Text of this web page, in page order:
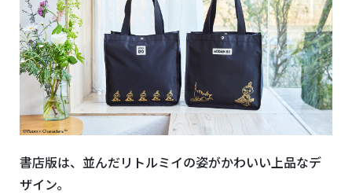
書店版は、並んだリトルミイの姿がかわいい上品なデ
ザイン。